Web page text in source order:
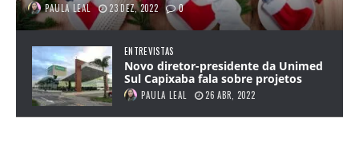
PAULA LEAL 23 DEZ, 2022 0
ENTREVISTAS
Novo diretor-presidente da Unimed
Sul Capixaba fala sobre projetos
PAULA LEAL 26 ABR, 2022